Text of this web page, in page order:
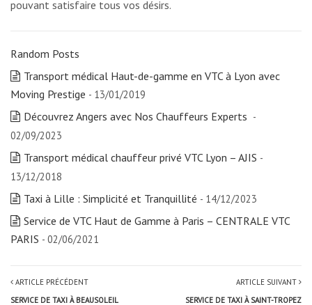
pouvant satisfaire tous vos désirs.
Random Posts
Transport médical Haut-de-gamme en VTC à Lyon avec
Moving Prestige - 13/01/2019
Découvrez Angers avec Nos Chauffeurs Experts -
02/09/2023
Transport médical chauffeur privé VTC Lyon – AJIS -
13/12/2018
Taxi à Lille : Simplicité et Tranquillité - 14/12/2023
Service de VTC Haut de Gamme à Paris – CENTRALE VTC
PARIS - 02/06/2021
ARTICLE PRÉCÉDENT
SERVICE DE TAXI À BEAUSOLEIL
ARTICLE SUIVANT
SERVICE DE TAXI À SAINT-TROPEZ